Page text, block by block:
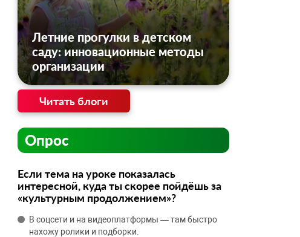
Летние прогулки в детском
саду: инновационные методы
организации
Читать блоги
Опрос
Если тема на уроке показалась
интересной, куда ты скорее пойдёшь за
«культурным продолжением»?
В соцсети и на видеоплатформы — там быстро
нахожу ролики и подборки.